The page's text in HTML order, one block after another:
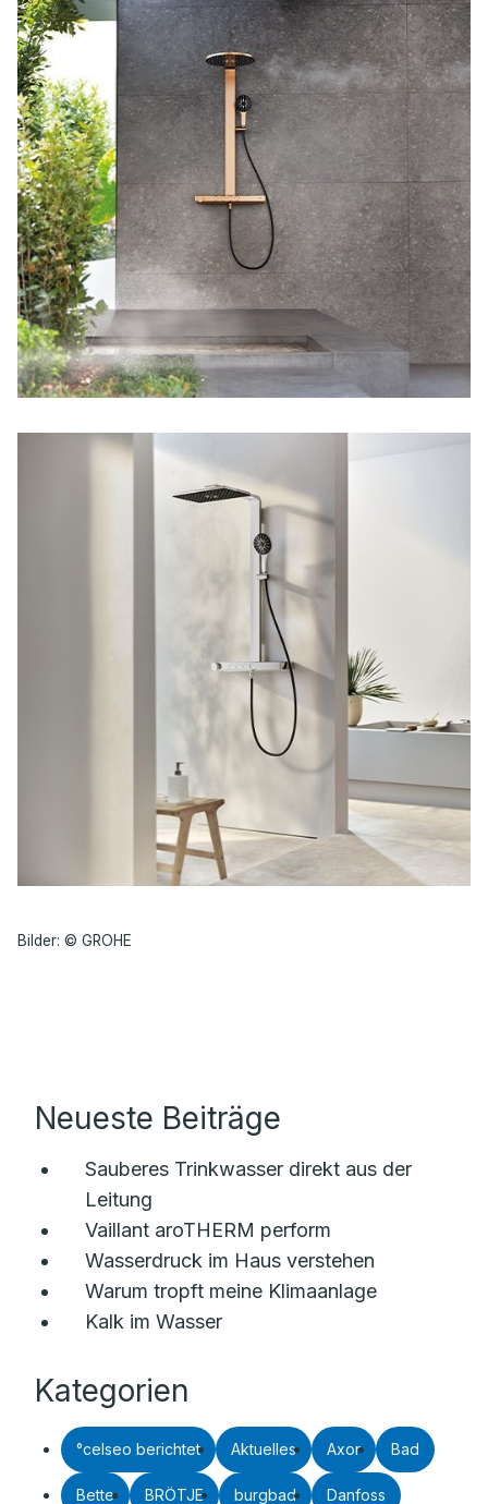
Bilder: © GROHE
Neueste Beiträge
Sauberes Trinkwasser direkt aus der
Leitung
Vaillant aroTHERM perform
Wasserdruck im Haus verstehen
Warum tropft meine Klimaanlage
Kalk im Wasser
Kategorien
°celseo berichtet Aktuelles Axor Bad
Bette BRÖTJE burgbad Danfoss